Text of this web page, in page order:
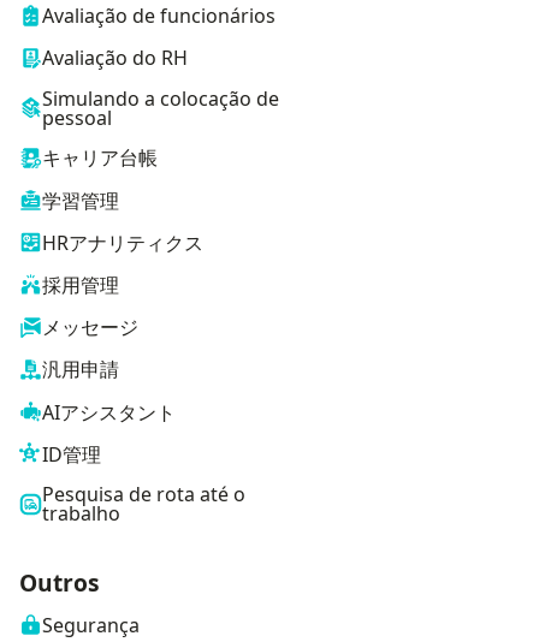
Avaliação de funcionários
Avaliação do RH
Simulando a colocação de
pessoal
キャリア台帳
学習管理
HRアナリティクス
採用管理
メッセージ
汎用申請
AIアシスタント
ID管理
Pesquisa de rota até o
trabalho
Outros
Segurança